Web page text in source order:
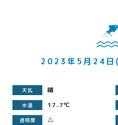
2023年5月24日
天気 晴
水温 17.7℃
透明度 △